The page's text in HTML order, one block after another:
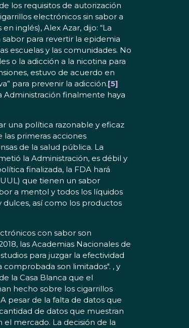
los requisitos de autorización
electrónicos sin sabor a
inglés), Alex Azar, dijo: “La
para revertir la epidemia
escuelas y las comunidades. No
o la adicción a la nicotina para
estuvo de acuerdo en
para prevenir la adicción.[5]
finalmente haya
una política razonable y eficaz
primeras acciones
de la salud pública. La
la Administración, es débil y
finalizada, la FDA hará
que tienen un sabor
a mentol y todos los líquidos
así como los productos
con sabor son
las Academias Nacionales de
para juzgar la efectividad
son limitados". , y
la Casa Blanca que el
hecho sobre los cigarrillos
A pesar de la falta de datos que
de datos que muestran
mercado. La decisión de la